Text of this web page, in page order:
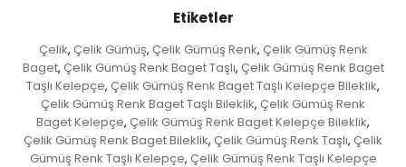
Etiketler
Çelik, Çelik Gümüş, Çelik Gümüş Renk, Çelik Gümüş Renk
Baget, Çelik Gümüş Renk Baget Taşlı, Çelik Gümüş Renk Baget
Taşlı Kelepçe, Çelik Gümüş Renk Baget Taşlı Kelepçe Bileklik,
Çelik Gümüş Renk Baget Taşlı Bileklik, Çelik Gümüş Renk
Baget Kelepçe, Çelik Gümüş Renk Baget Kelepçe Bileklik,
Çelik Gümüş Renk Baget Bileklik, Çelik Gümüş Renk Taşlı, Çelik
Gümüş Renk Taşlı Kelepçe, Çelik Gümüş Renk Taşlı Kelepçe